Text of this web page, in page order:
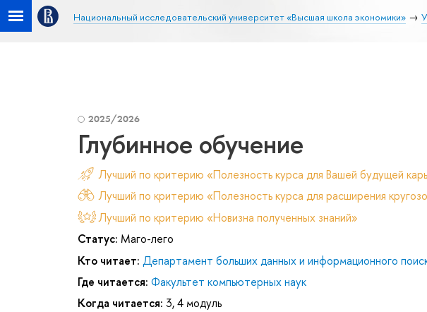
Национальный исследовательский университет «Высшая школа экономики»
2025/2026
Глубинное обучение
Лучший по критерию «Полезность курса для Вашей будущей
Лучший по критерию «Полезность курса для расширения
Лучший по критерию «Новизна полученных знаний»
Статус: Маго-лего
Кто читает: Департамент больших данных и информационного
Где читается: Факультет компьютерных наук
Когда читается: 3, 4 модуль